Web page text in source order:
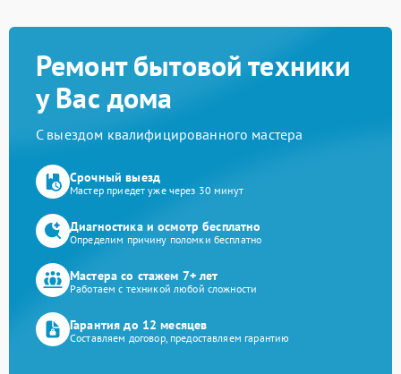
Ремонт бытовой техники
у Вас дома
С выездом квалифицированного мастера
Срочный выезд
Мастер приедет уже через 30 минут
Диагностика и осмотр бесплатно
Определим причину поломки бесплатно
Мастера со стажем 7+ лет
Работаем с техникой любой сложности
Гарантия до 12 месяцев
Составляем договор, предоставляем гарантию